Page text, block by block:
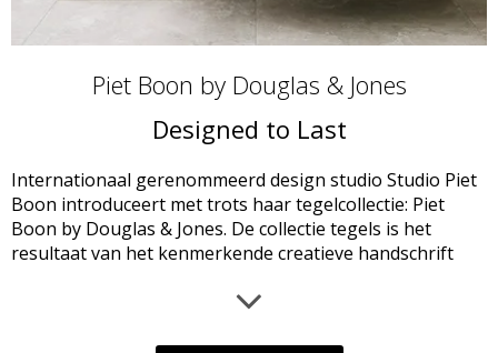
Piet Boon by Douglas & Jones
Designed to Last
Internationaal gerenommeerd design studio Studio Piet
Boon introduceert met trots haar tegelcollectie: Piet
Boon by Douglas & Jones. De collectie tegels is het
resultaat van het kenmerkende creatieve handschrift
Jones met de productie van keramische tegels. Het